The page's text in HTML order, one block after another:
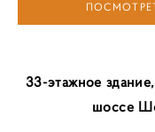
33-этажное
шоссе